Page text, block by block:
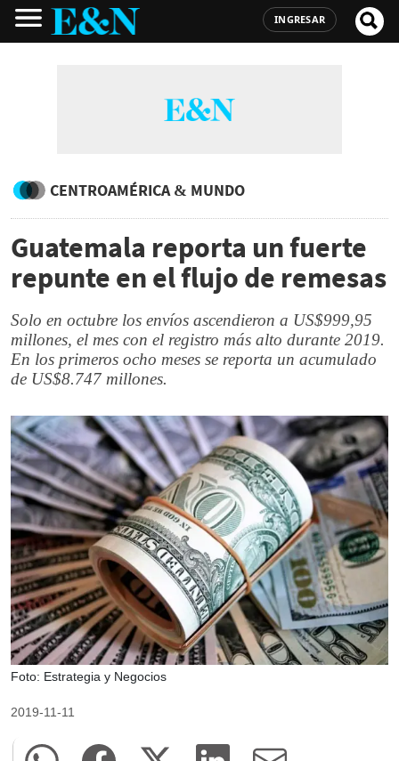
INGRESAR
CENTROAMÉRICA & MUNDO
Guatemala reporta un fuerte
repunte en el flujo de remesas
Solo en octubre los envíos ascendieron a US$999,95
millones, el mes con el registro más alto durante 2019.
En los primeros ocho meses se reporta un acumulado
de US$8.747 millones.
Foto: Estrategia y Negocios
2019-11-11